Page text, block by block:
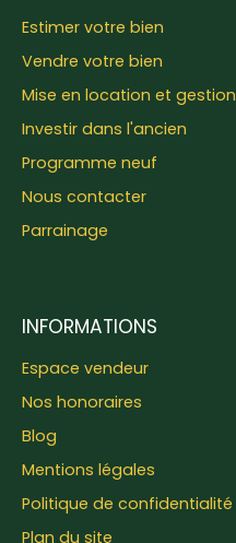
Estimer votre bien
Vendre votre bien
Mise en location et gestion
Investir dans l'ancien
Programme neuf
Nous contacter
Parrainage
INFORMATIONS
Espace vendeur
Nos honoraires
Blog
Mentions légales
Politique de confidentialité
Plan du site